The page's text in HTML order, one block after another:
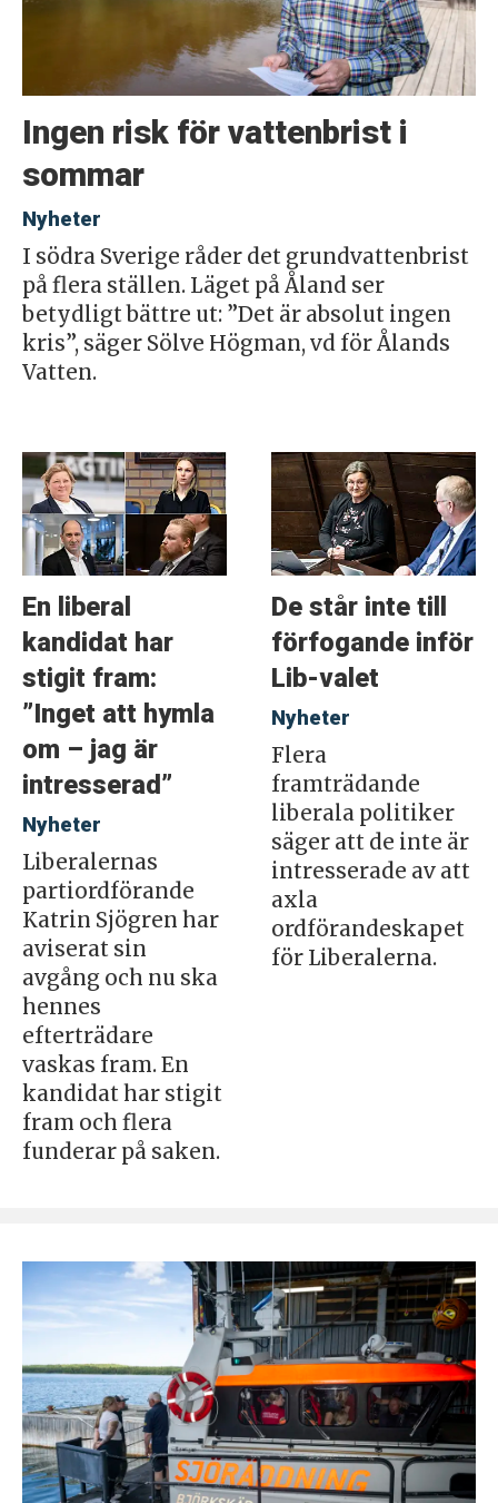
Ingen risk för vattenbrist i
sommar
Nyheter
I södra Sverige råder det grundvattenbrist
på flera ställen. Läget på Åland ser
betydligt bättre ut: ”Det är absolut ingen
kris”, säger Sölve Högman, vd för Ålands
Vatten.
En liberal
kandidat har
stigit fram:
”Inget att hymla
om – jag är
intresserad”
Nyheter
Liberalernas
partiordförande
Katrin Sjögren har
aviserat sin
avgång och nu ska
hennes
efterträdare
vaskas fram. En
kandidat har stigit
fram och flera
funderar på saken.
De står inte till
förfogande inför
Lib-valet
Nyheter
Flera
framträdande
liberala politiker
säger att de inte är
intresserade av att
axla
ordförandeskapet
för Liberalerna.